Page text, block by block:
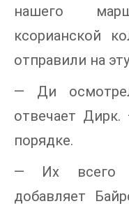
нашего
ксорианской
отправили на
— Ди
отвечает
порядке.
— Их всего
добавляет